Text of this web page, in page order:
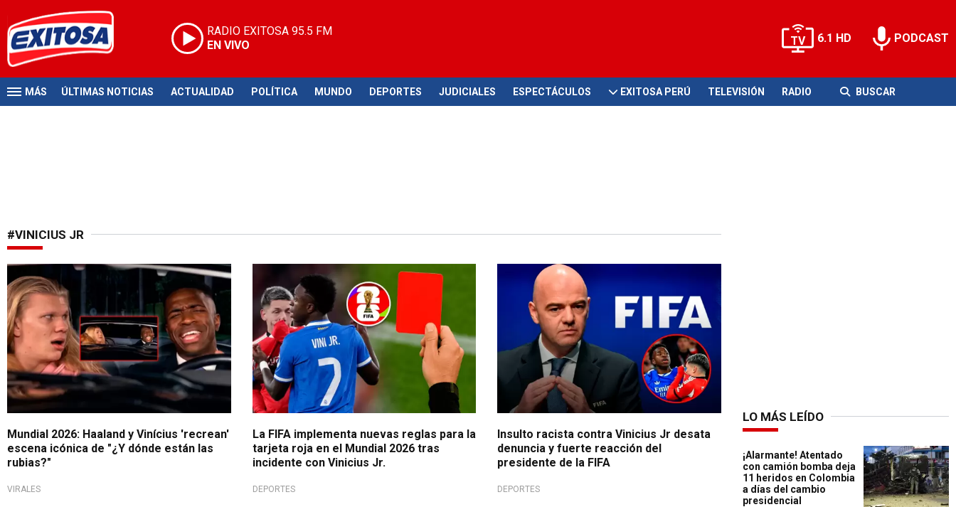
RADIO EXITOSA 95.5 FM
EN VIVO
6.1 HD PODCAST
MÁS ÚLTIMAS NOTICIAS ACTUALIDAD POLÍTICA MUNDO DEPORTES JUDICIALES ESPECTÁCULOS EXITOSA PERÚ TELEVISIÓN RADIO BUSCAR
#VINICIUS JR
Un meme que cruzó cine y fútbol
Mundial 2026: Haaland y Vinícius 'recrean'
escena icónica de "¿Y dónde están las
rubias?"
VIRALES
Cambios disciplinarios
La FIFA implementa nuevas reglas para la
tarjeta roja en el Mundial 2026 tras
incidente con Vinicius Jr.
DEPORTES
Escándalo en la Champions
Insulto racista contra Vinicius Jr desata
denuncia y fuerte reacción del
presidente de la FIFA
DEPORTES
LO MÁS LEÍDO
¡Alarmante! Atentado
con camión bomba deja
11 heridos en Colombia
a días del cambio
presidencial